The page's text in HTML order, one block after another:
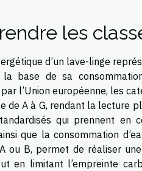
les
d’un lave-linge
base de sa
l’Union européenne, les
de A à G, rendant la lecture
qui prennent en
que la consommation
ou B, permet de réaliser
en limitant l’empreinte